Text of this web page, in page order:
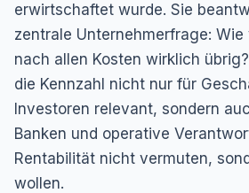
erwirtschaftet wurde. Sie
zentrale Unternehmerfrage: Wie
nach allen Kosten wirklich übrig?
die Kennzahl nicht nur für
Investoren relevant, sondern
Banken und operative
Rentabilität nicht vermuten,
wollen.